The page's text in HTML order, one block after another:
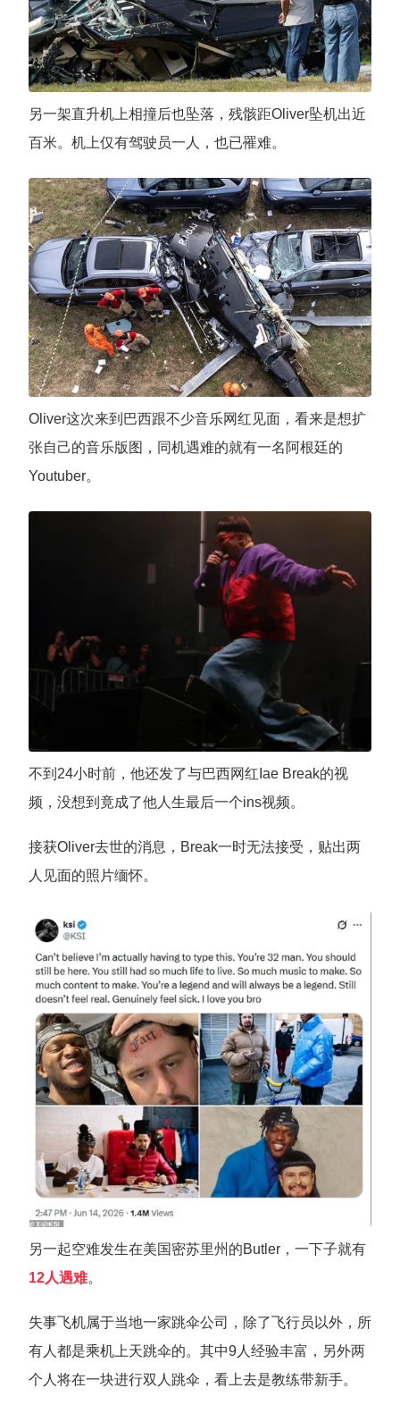
另一架直升机上相撞后也坠落，残骸距Oliver坠机出近
百米。机上仅有驾驶员一人，也已罹难。
Oliver这次来到巴西跟不少音乐网红见面，看来是想扩
张自己的音乐版图，同机遇难的就有一名阿根廷的
Youtuber。
不到24小时前，他还发了与巴西网红Iae Break的视
频，没想到竟成了他人生最后一个ins视频。
接获Oliver去世的消息，Break一时无法接受，贴出两
人见面的照片缅怀。
另一起空难发生在美国密苏里州的Butler，一下子就有
12人遇难。
失事飞机属于当地一家跳伞公司，除了飞行员以外，所
有人都是乘机上天跳伞的。其中9人经验丰富，另外两
个人将在一块进行双人跳伞，看上去是教练带新手。